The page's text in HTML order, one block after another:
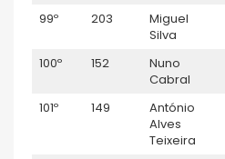
99º 203
Miguel
Silva
100º 152
Nuno
Cabral
101º 149
António
Alves
Teixeira